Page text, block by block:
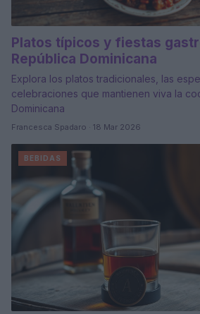
Platos típicos y fiestas
República Dominicana
Explora los platos tradicionales, las
celebraciones que mantienen viva la
Dominicana
Francesca Spadaro · 18 Mar 2026
BEBIDAS